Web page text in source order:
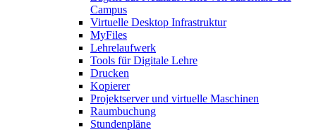
Campus
Virtuelle Desktop Infrastruktur
MyFiles
Lehrelaufwerk
Tools für Digitale Lehre
Drucken
Kopierer
Projektserver und virtuelle Maschinen
Raumbuchung
Stundenpläne